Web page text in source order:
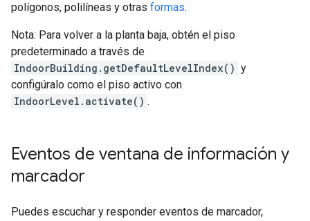
polígonos, polilíneas y otras formas.
Nota: Para volver a la planta baja, obtén el piso
predeterminado a través de
IndoorBuilding.getDefaultLevelIndex() y
configúralo como el piso activo con
IndoorLevel.activate() .
Eventos de ventana de información y
marcador
Puedes escuchar y responder eventos de marcador,